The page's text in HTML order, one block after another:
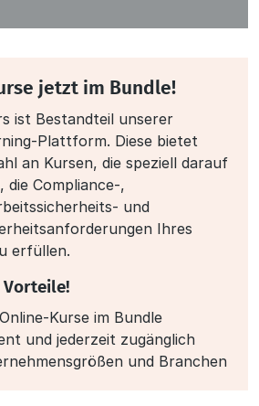
jetzt im Bundle!
ist Bestandteil unserer
Plattform. Diese bietet
an Kursen, die speziell darauf
die Compliance-,
und
Ihres
erfüllen.
Vorteile!
Kurse im Bundle
und jederzeit zugänglich
und Branchen